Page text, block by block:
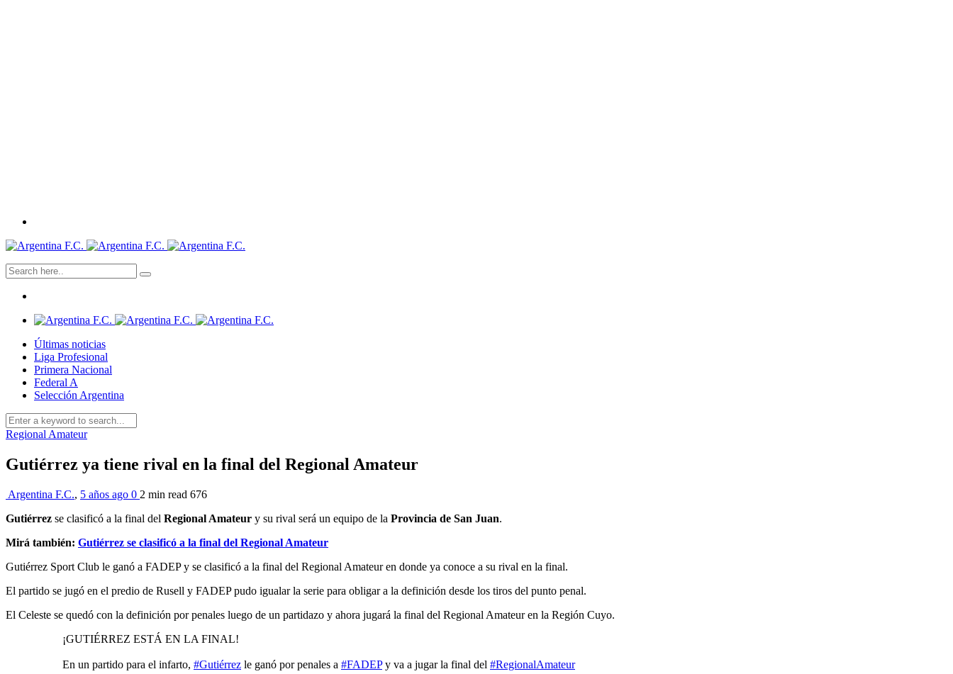
Últimas noticias
Liga Profesional
Primera Nacional
Federal A
Selección Argentina
Regional Amateur
Gutiérrez ya tiene rival en la final del Regional Amateur
Argentina F.C., 5 años ago 0 2 min read 676
Gutiérrez se clasificó a la final del Regional Amateur y su rival será un equipo de la Provincia de San Juan.
Mirá también: Gutiérrez se clasificó a la final del Regional Amateur
Gutiérrez Sport Club le ganó a FADEP y se clasificó a la final del Regional Amateur en donde ya conoce a su rival en la final.
El partido se jugó en el predio de Rusell y FADEP pudo igualar la serie para obligar a la definición desde los tiros del punto penal.
El Celeste se quedó con la definición por penales luego de un partidazo y ahora jugará la final del Regional Amateur en la Región Cuyo.
¡GUTIÉRREZ ESTÁ EN LA FINAL!
En un partido para el infarto, #Gutiérrez le ganó por penales a #FADEPy va a jugar la final del #RegionalAmateur